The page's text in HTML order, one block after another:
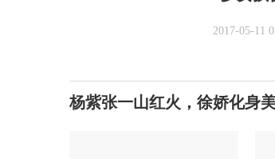
2017-05-11
杨紫张一山红火，徐娇化身